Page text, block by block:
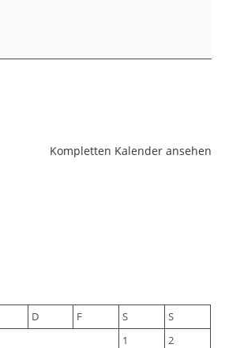
Kompletten Kalender ansehen
D F S
S
1
2